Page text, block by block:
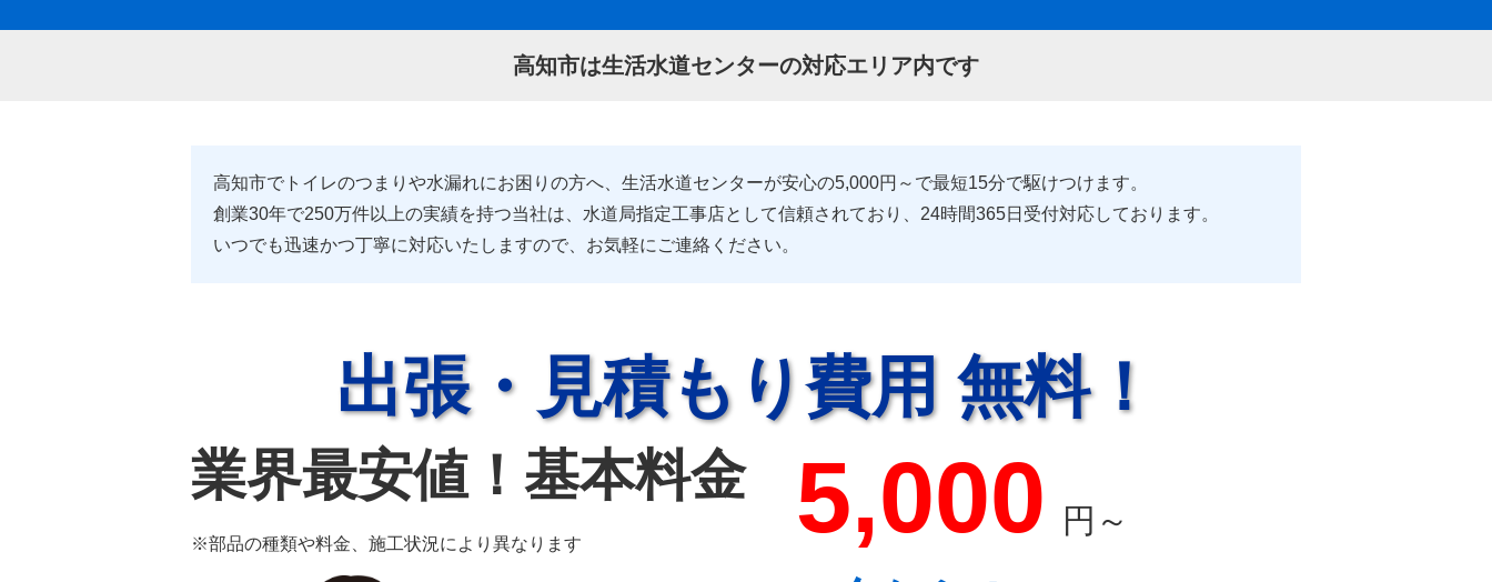
高知市は生活水道センターの対応エリア内です
高知市でトイレのつまりや水漏れにお困りの方へ、生活水道センターが安心の5,000円～で最短15分で駆けつけます。
創業30年で250万件以上の実績を持つ当社は、水道局指定工事店として信頼されており、24時間365日受付対応しております。
いつでも迅速かつ丁寧に対応いたしますので、お気軽にご連絡ください。
出張・見積もり費用 無料！
業界最安値！基本料金
※部品の種類や料金、施工状況により異なります 5,000円～